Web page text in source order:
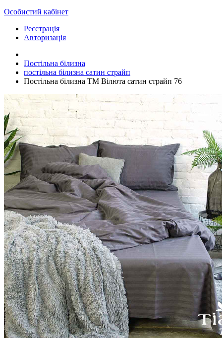
Особистий кабінет
Реєстрація
Авторизація
Постільна білизна
постільна білизна сатин страйп
Постільна білизна ТМ Вілюта сатин страйп 76